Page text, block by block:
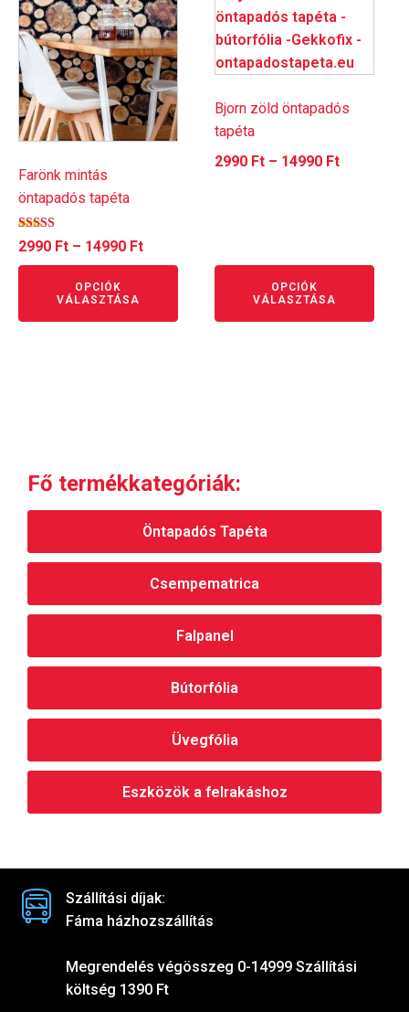
Farönk mintás
öntapadós tapéta
Értékelés:
5.00
/ 5
2990 Ft – 14990 FtÁrtartomány:
2990 Ft
OPCIÓK
VÁLASZTÁSA
a
terméknek
több
variációja
van.
A
a
termékoldalon
választhatók
ki
Bjorn zöld öntapadós
tapéta
2990 Ft – 14990 Ft
OPCIÓK
VÁLASZTÁSA
a
terméknek
több
van.
A
változatok
Fő termékkategóriák:
Öntapadós Tapéta
Csempematrica
Falpanel
Bútorfólia
Üvegfólia
Eszközök a felrakáshoz
Szállítási díjak:
Fáma házhozszállítás
Megrendelés végösszeg 0-14999 Szállítási
költség 1390 Ft